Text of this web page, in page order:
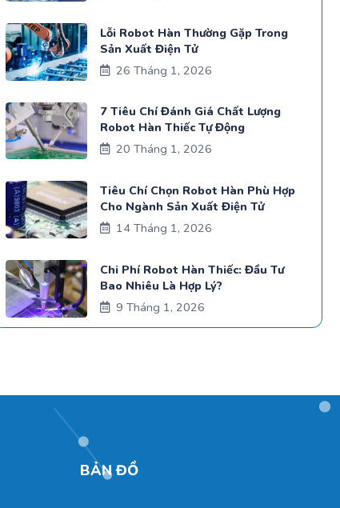
Lỗi Robot Hàn Thường Gặp Trong
Sản Xuất Điện Tử
26 Tháng 1, 2026
7 Tiêu Chí Đánh Giá Chất Lượng
Robot Hàn Thiếc Tự Động
20 Tháng 1, 2026
Tiêu Chí Chọn Robot Hàn Phù Hợp
Cho Ngành Sản Xuất Điện Tử
14 Tháng 1, 2026
Chi Phí Robot Hàn Thiếc: Đầu Tư
Bao Nhiêu Là Hợp Lý?
9 Tháng 1, 2026
BẢN ĐỒ